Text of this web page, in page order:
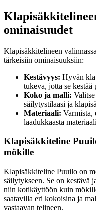
ominaisuudet
Klapisäkkitelineen
tärkeisiin ominaisuuksiin:
Kestävyys: Hyvän
tukeva, jotta se
Koko ja malli:
säilytystilaasi ja
Materiaali: Varmista,
laadukkaasta
Klapisäkkiteline
mökille
Klapisäkkiteline Puuilo on
säilytykseen. Se on kestävä
niin kotikäyttöön kuin
saatavilla eri kokoisina ja
vastaavan telineen.